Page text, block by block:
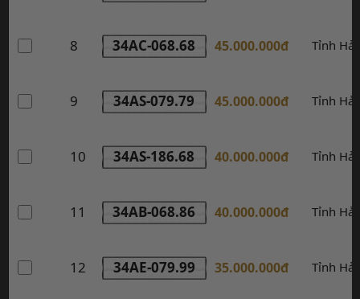
8 34AC-068.68 45.000.000đ Tỉnh
9 34AS-079.79 45.000.000đ Tỉnh
10 34AS-186.68 40.000.000đ Tỉnh
11 34AB-068.86 40.000.000đ Tỉnh
12 34AE-079.99 35.000.000đ Tỉnh